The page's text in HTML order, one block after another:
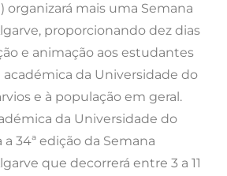
organizará mais uma Semana
proporcionando dez dias
e animação aos estudantes
da Universidade do
e à população em geral.
da Universidade do
34ª edição da Semana
que decorrerá entre 3 a 11